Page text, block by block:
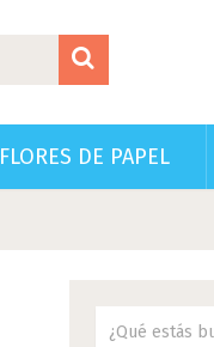
FLORES DE PAPEL